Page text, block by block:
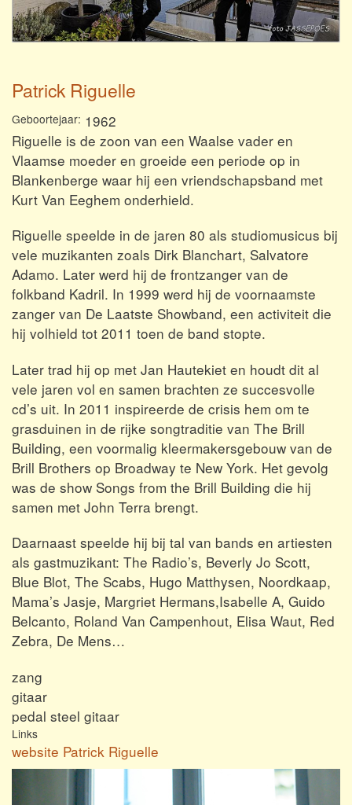
Patrick Riguelle
Geboortejaar 1962
Riguelle is de zoon van een Waalse vader en
Vlaamse moeder en groeide een periode op in
Blankenberge waar hij een vriendschapsband met
Kurt Van Eeghem onderhield.
Riguelle speelde in de jaren 80 als studiomusicus bij
vele muzikanten zoals Dirk Blanchart, Salvatore
Adamo. Later werd hij de frontzanger van de
folkband Kadril. In 1999 werd hij de voornaamste
zanger van De Laatste Showband, een activiteit die
hij volhield tot 2011 toen de band stopte.
Later trad hij op met Jan Hautekiet en houdt dit al
vele jaren vol en samen brachten ze succesvolle
cd’s uit. In 2011 inspireerde de crisis hem om te
grasduinen in de rijke songtraditie van The Brill
Building, een voormalig kleermakersgebouw van de
Brill Brothers op Broadway te New York. Het gevolg
was de show Songs from the Brill Building die hij
samen met John Terra brengt.
Daarnaast speelde hij bij tal van bands en artiesten
als gastmuzikant: The Radio’s, Beverly Jo Scott,
Blue Blot, The Scabs, Hugo Matthysen, Noordkaap,
Mama’s Jasje, Margriet Hermans,Isabelle A, Guido
Belcanto, Roland Van Campenhout, Elisa Waut, Red
Zebra, De Mens…
zang
gitaar
pedal steel gitaar
Links
website Patrick Riguelle